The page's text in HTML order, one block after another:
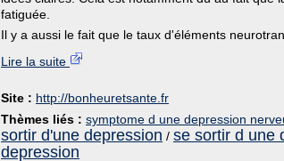
fatiguée.
Il y a aussi le fait que le taux d'éléments
Lire la suite
Site : http://bonheuretsante.fr
Thèmes liés : symptome d une depression
sortir d'une depression / se sortir d une
depression